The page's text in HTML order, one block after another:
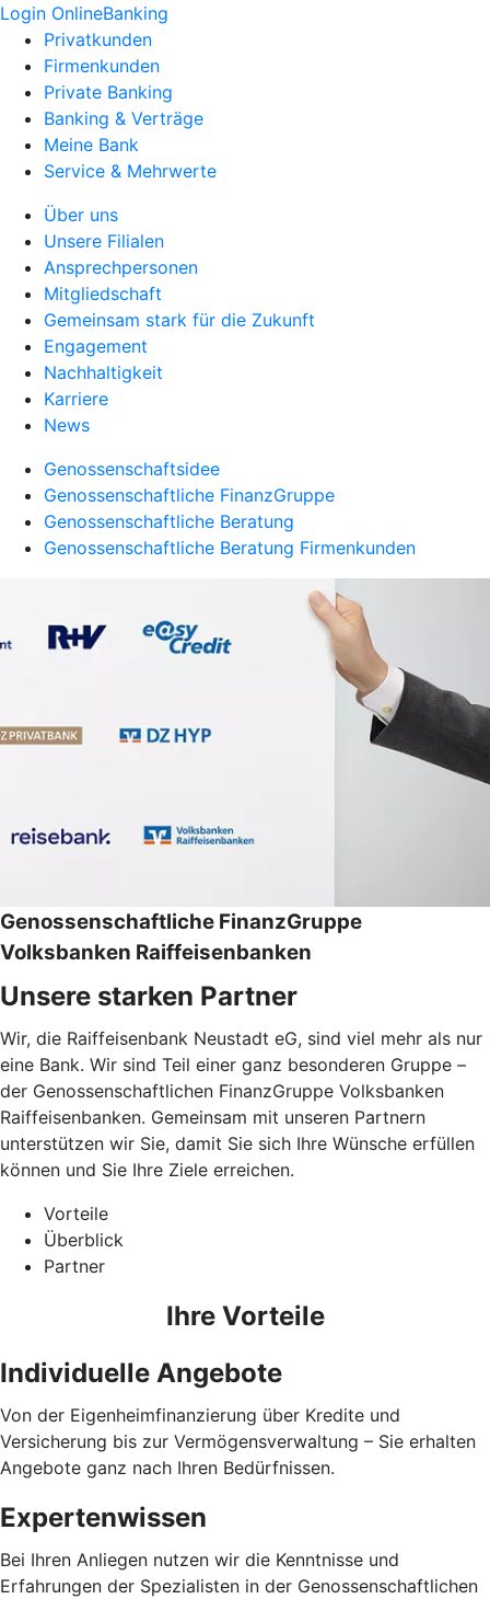
Login OnlineBanking
Privatkunden
Firmenkunden
Private Banking
Banking & Verträge
Meine Bank
Service & Mehrwerte
Über uns
Unsere Filialen
Ansprechpersonen
Mitgliedschaft
Gemeinsam stark für die Zukunft
Engagement
Nachhaltigkeit
Karriere
News
Genossenschaftsidee
Genossenschaftliche FinanzGruppe
Genossenschaftliche Beratung
Genossenschaftliche Beratung Firmenkunden
Genossenschaftliche FinanzGruppe
Volksbanken Raiffeisenbanken
Unsere starken Partner
Wir, die Raiffeisenbank Neustadt eG, sind viel mehr als nur
eine Bank. Wir sind Teil einer ganz besonderen Gruppe –
der Genossenschaftlichen FinanzGruppe Volksbanken
Raiffeisenbanken. Gemeinsam mit unseren Partnern
unterstützen wir Sie, damit Sie sich Ihre Wünsche erfüllen
können und Sie Ihre Ziele erreichen.
Vorteile
Überblick
Partner
Ihre Vorteile
Individuelle Angebote
Von der Eigenheimfinanzierung über Kredite und
Versicherung bis zur Vermögensverwaltung – Sie erhalten
Angebote ganz nach Ihren Bedürfnissen.
Expertenwissen
Bei Ihren Anliegen nutzen wir die Kenntnisse und
Erfahrungen der Spezialisten in der Genossenschaftlichen